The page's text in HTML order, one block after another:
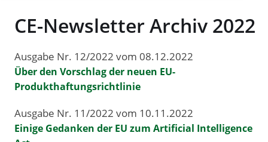
CE-Newsletter Archiv 2022
Ausgabe Nr. 12/2022 vom 08.12.2022
Über den Vorschlag der neuen EU-
Produkthaftungsrichtlinie
Ausgabe Nr. 11/2022 vom 10.11.2022
Einige Gedanken der EU zum Artificial Intelligence